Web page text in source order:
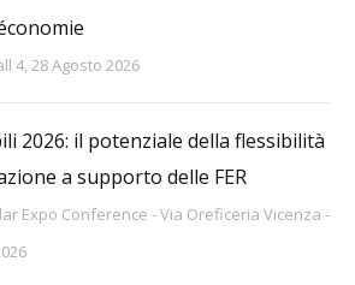
4, 28 Agosto 2026
2026: il potenziale della flessibilità
a supporto delle FER
Expo Conference - Via Oreficeria Vicenza -